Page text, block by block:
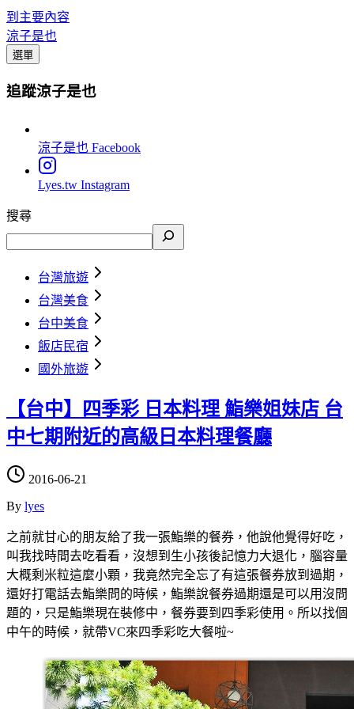
到主要內容
涼子是也
選單
追蹤涼子是也
涼子是也 Facebook
Lyes.tw Instagram
搜尋
台灣旅遊
台灣美食
台中美食
飯店民宿
國外旅遊
【台中】四季彩 日本料理 鮨樂姐妹店 台
中七期附近的高級日本料理餐廳
2016-06-21
By lyes
之前就甘心的朋友給了我一張鮨樂的餐券，他說他覺得好吃，
叫我找時間去吃看看，沒想到生小孩後記憶力大退化，腦容量
大概剩米粒這麼小顆，我竟然完全忘了有這張餐券放到過期，
還好打電話去鮨樂問的時候，鮨樂說餐券過期還是可以用沒問
題的，只是鮨樂現在裝修中，餐券要到四季彩使用。所以找個
中午的時候，就帶VC來四季彩吃大餐啦~